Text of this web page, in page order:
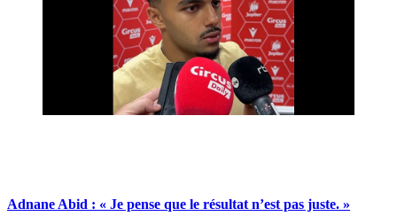
Adnane Abid : « Je pense que le résultat n’est pas juste. »